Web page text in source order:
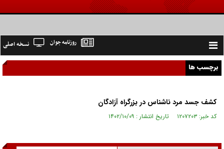
Toggle
navigation
نسخه اصلی روزنامه جوان
برچسب ها
کشف جسد مرد ناشناس در بزرگراه آزادگان
کد خبر: ۱۲۰۷۲۰۳ تاریخ انتشار : ۱۴۰۲/۱۰/۰۹